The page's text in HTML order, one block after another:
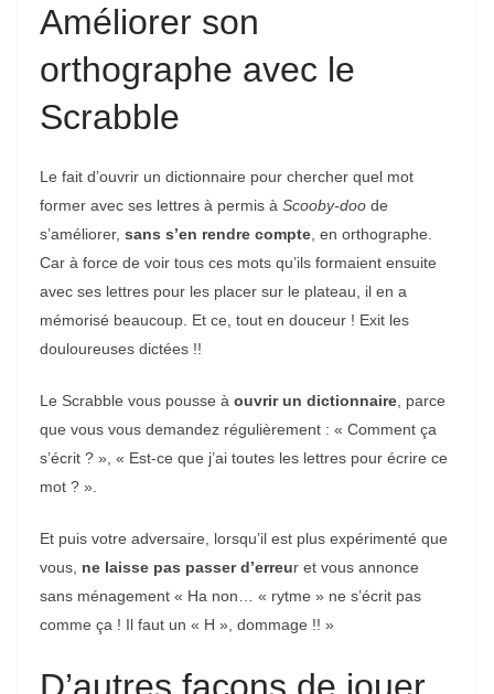
Améliorer son
orthographe avec le
Scrabble
Le fait d’ouvrir un dictionnaire pour chercher quel mot
former avec ses lettres à permis à Scooby-doo de
s’améliorer, sans s’en rendre compte , en orthographe.
Car à force de voir tous ces mots qu’ils formaient ensuite
avec ses lettres pour les placer sur le plateau, il en a
mémorisé beaucoup. Et ce, tout en douceur ! Exit les
douloureuses dictées !!
Le Scrabble vous pousse à ouvrir un dictionnaire , parce
que vous vous demandez régulièrement : « Comment ça
s’écrit ? », « Est-ce que j’ai toutes les lettres pour écrire ce
mot ? ».
Et puis votre adversaire, lorsqu’il est plus expérimenté que
vous, ne laisse pas passer d’erreur et vous annonce
sans ménagement « Ha non… « rytme » ne s’écrit pas
comme ça ! Il faut un « H », dommage !! »
D’autres façons de jouer